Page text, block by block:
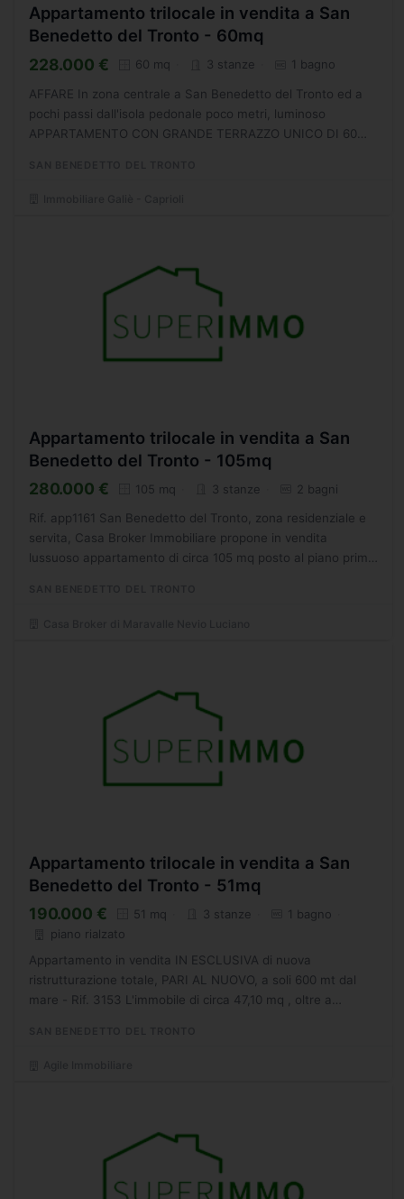
Appartamento trilocale in vendita a San
Benedetto del Tronto - 60mq
228.000 € 60 mq 3 stanze 1 bagno
AFFARE In zona centrale a San Benedetto del Tronto ed a
pochi passi dall'isola pedonale poco metri, luminoso
APPARTAMENTO CON GRANDE TERRAZZO UNICO DI 60
Appartamento trilocale in vendita a San
Benedetto del Tronto - 105mq
280.000 € 105 mq 3 stanze 2 bagni
Rif. app1161 San Benedetto del Tronto, zona residenziale e
servita, Casa Broker Immobiliare propone in vendita
lussuoso appartamento di circa 105 mq posto al piano primo
Appartamento trilocale in vendita a San
Benedetto del Tronto - 51mq
190.000 € 51 mq 3 stanze
1 bagno
piano rialzato
Appartamento in vendita IN ESCLUSIVA di nuova
ristrutturazione totale, PARI AL NUOVO, a soli 600 mt dal
mare - Rif. 3153 L'immobile di circa 47,10 mq , oltre a